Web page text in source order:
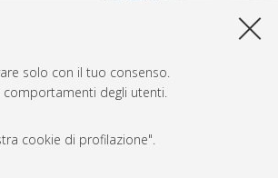
solo con il tuo consenso.
comportamenti degli utenti.
cookie di profilazione".